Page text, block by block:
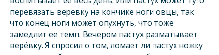
перевязать верёвку на кончике ноги овцы, так
что конец ноги может опухнуть, что тоже
замедлит ее темп. Вечером пастух разматывает
верёвку. Я спросил о том, ломает ли пастух ножку